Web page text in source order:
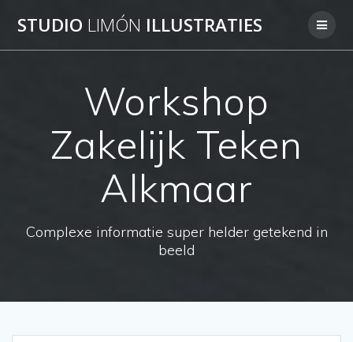
to
STUDIO LIMÓN ILLUSTRATIES
Workshop
Zakelijk Teken
Alkmaar
Complexe informatie super helder getekend in
beeld